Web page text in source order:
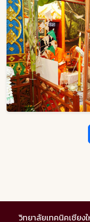
วิทยาลัยเทคนิคเชียง